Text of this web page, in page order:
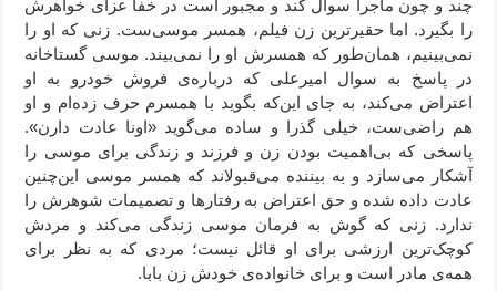
چند و چون ماجرا سوال کند و مجبور است در خفا عزای خواهرش
را بگیرد. اما حقیرترین زن فیلم، همسر موسی‌ست. زنی که او را
نمی‌بینیم، همان‌طور که همسرش او را نمی‌بیند. موسی گستاخانه
در پاسخ به سوال امیرعلی که درباره‌ی فروش خودرو به او
اعتراض می‌کند،‌ به جای این‌که بگوید با همسرم حرف زده‌ام و او
هم راضی‌ست، خیلی گذرا و ساده می‌گوید «اونا عادت دارن».
پاسخی که بی‌اهمیت بودن زن و فرزند و زندگی برای موسی را
آشکار می‌سازد و به بیننده می‌قبولاند که همسر موسی این‌چنین
عادت داده شده و حق اعتراض به رفتارها و تصمیمات شوهرش را
ندارد. زنی که گوش به فرمان موسی زندگی می‌کند و مردش
کوچک‌ترین ارزشی برای او قائل نیست؛ مردی که به نظر برای
همه‌ی مادر است و برای خانواده‌ی خودش زن بابا.